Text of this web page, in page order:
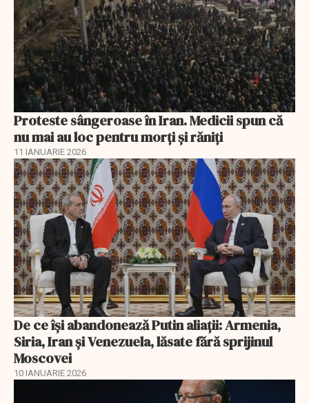
Proteste sângeroase în Iran. Medicii spun că
nu mai au loc pentru morți și răniți
11 IANUARIE 2026
De ce își abandonează Putin aliații: Armenia,
Siria, Iran și Venezuela, lăsate fără sprijinul
Moscovei
10 IANUARIE 2026